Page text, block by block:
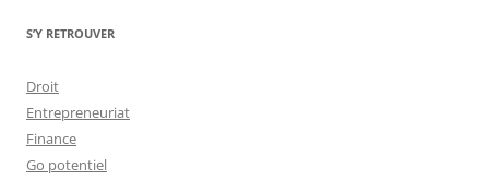
S’Y RETROUVER
Droit
Entrepreneuriat
Finance
Go potentiel